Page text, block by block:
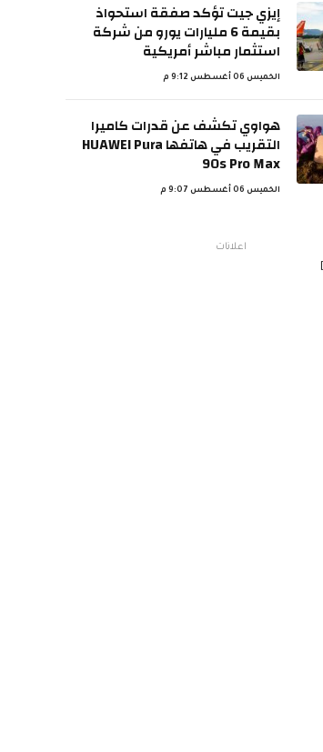
إيزي جيت تؤكد صفقة استحواذ
بقيمة 6 مليارات يورو من شركة
استثمار مباشر أمريكية
الخميس 06 أغسطس 9:12 م
هواوي تكشف عن قدرات كاميرا
التقريب في هاتفها HUAWEI Pura
90s Pro Max
الخميس 06 أغسطس 9:07 م
اعلانات